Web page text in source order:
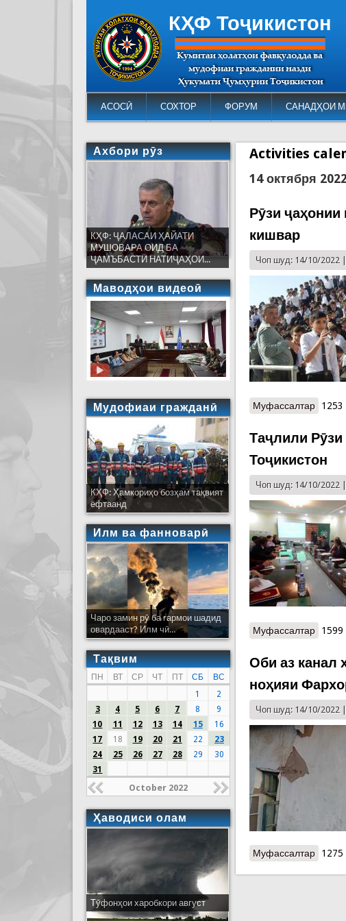
КҲФ Тоҷикистон
АСОСӢ СОХТОР ФОРУМ САНАДҲОИ
Activities
14 октября
Рӯзи
кишвар
Чоп шуд: 14/10/2022 |
Муфассалтар о
Таҷлили
Тоҷикистон
Чоп шуд: 14/10/2022
Муфассалтар о
Оби аз канал
ноҳияи
Чоп шуд: 14/10/2022 |
Муфассалтар о
Ахбори рӯз
КҲФ: ҶАЛАСАИ ҲАЙАТИ
МУШОВАРА ОИД БА
ҶАМЪБАСТИ НАТИҶАҲОИ...
Маводҳои видеоӣ
Мудофиаи гражданӣ
КҲФ: Ҳамкориҳо бозҳам тақвият
ёфтаанд
Илм ва фанноварӣ
Чаро замин рӯ ба гармои шадид
овардааст? Илм чӣ...
Тақвим
ПН ВТ СР ЧТ ПТ СБ
ВС
1
2
3
4 5 6 7 8
9
10
11 12 13 14 15
16
17
18 19 20 21 22
23
24
25 26 27 28 29
30
31
October 2022
Ҳаводиси олам
Тӯфонҳои харобкори август